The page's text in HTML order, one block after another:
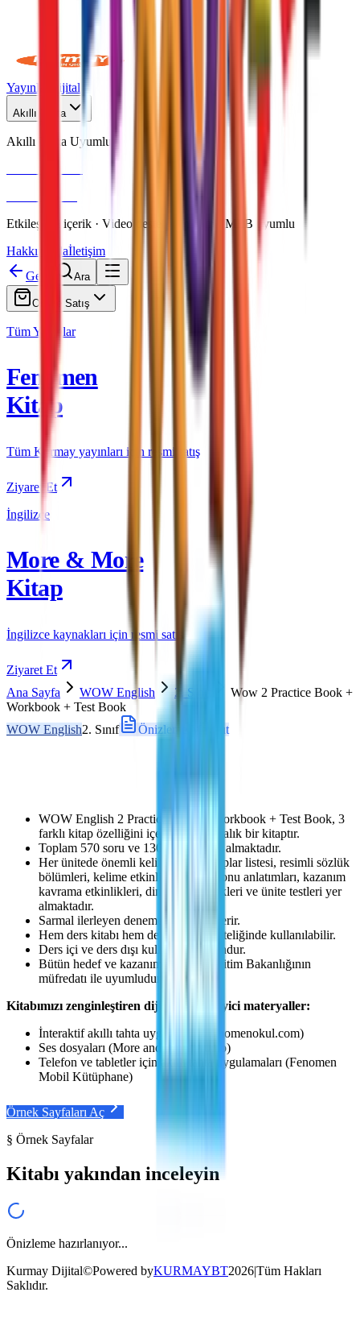
Yayınlar Dijital
Akıllı Tahta
Akıllı Tahta Uyumlu
Etkileşimli içerik · Video destekli anlatım · MEB uyumlu
Hakkımızdaİletişim
Geri
Ara
Online Satış
Tüm Yayınlar
Fenomen
Kitap
Tüm Kurmay yayınları için resmi satış
Ziyaret Et
İngilizce
More & More
Kitap
İngilizce kaynakları için resmi satış
Ziyaret Et
Ana Sayfa
WOW English 2. Sınıf
Wow 2 Practice Book +
Workbook + Test Book
WOW English2. Sınıf Önizleme Mevcut
WOW English 2 Practice Book + Workbook + Test Book, 3
farklı kitap özelliğini içeren 256 sayfalık bir kitaptır.
Toplam 570 soru ve 130 etkinlik yer almaktadır.
Her ünitede önemli kelimeler ve kalıplar listesi, resimli sözlük
bölümleri, kelime etkinlikleri, özet konu anlatımları, kazanım
kavrama etkinlikleri, dinleme etkinlikleri ve ünite testleri yer
almaktadır.
Sarmal ilerleyen deneme sınavları içerir.
Hem ders kitabı hem de test kitabı niteliğinde kullanılabilir.
Ders içi ve ders dışı kullanıma uygundur.
Bütün hedef ve kazanımları Millî Eğitim Bakanlığının
müfredatı ile uyumludur.
Kitabımızı zenginleştiren dijital destekleyici materyaller:
İnteraktif akıllı tahta uygulaması (fenomenokul.com)
Ses dosyaları (More and More Audio)
Telefon ve tabletler için akıllı tahta uygulamaları (Fenomen
Mobil Kütüphane)
Örnek Sayfaları Aç
§ Örnek Sayfalar
Kitabı yakından inceleyin
Önizleme hazırlanıyor...
Kurmay Dijital©Powered byKURMAYBT2026|Tüm Hakları
Saklıdır.